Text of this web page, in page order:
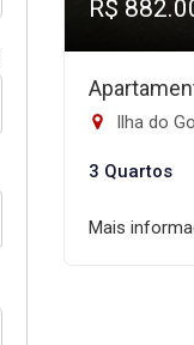
R$
Ilha do
3 Quartos
Mais